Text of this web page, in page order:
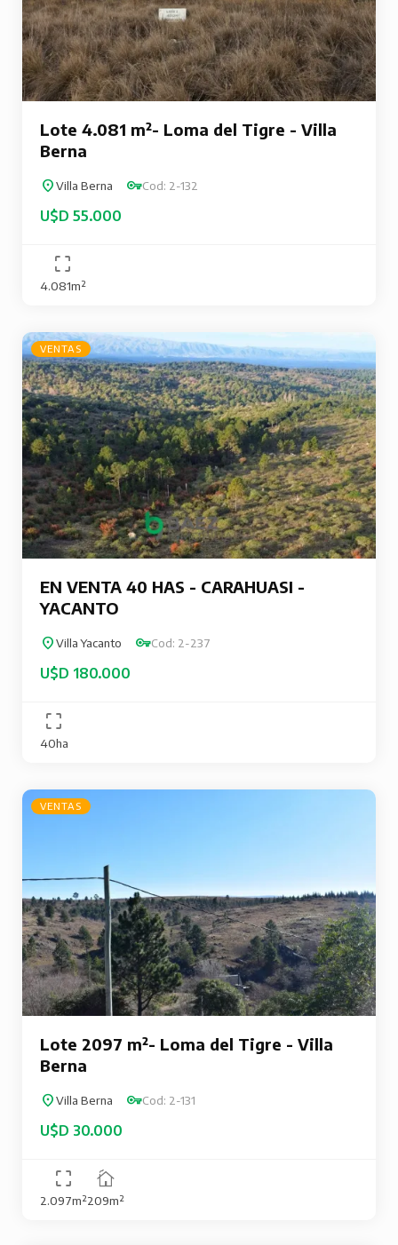
Lote 4.081 m²- Loma del Tigre - Villa
Berna
Villa Berna Cod: 2-132
U$D 55.000
4.081m²
VENTAS
EN VENTA 40 HAS - CARAHUASI -
YACANTO
Villa Yacanto Cod: 2-237
U$D 180.000
40ha
VENTAS
Lote 2097 m²- Loma del Tigre - Villa
Berna
Villa Berna Cod: 2-131
U$D 30.000
2.097m²209m²